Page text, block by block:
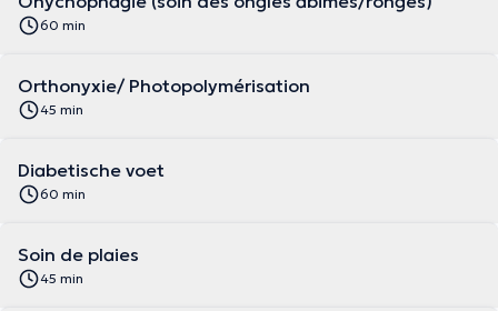
60 min
Orthonyxie/ Photopolymérisation
45 min
Diabetische voet
60 min
Soin de plaies
45 min